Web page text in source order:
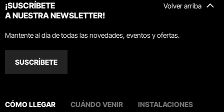
Volver arriba
¡SUSCRÍBETE
A NUESTRA NEWSLETTER!
Mantente al día de todas las novedades, eventos y ofertas.
SUSCRÍBETE
CÓMO LLEGAR CUÁNDO VENIR INSTALACIONES